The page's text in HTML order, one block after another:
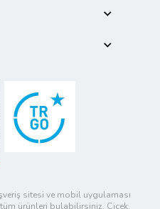
sitesi ve mobil uygulaması
tüm ürünleri bulabilirsiniz. Çiçek,